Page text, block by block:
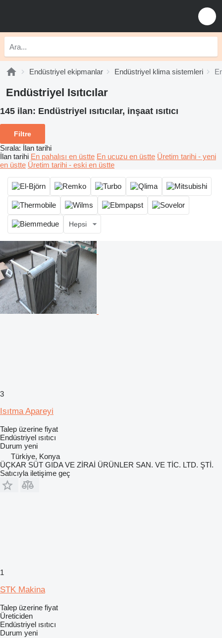
Endüstriyel ekipmanlar Endüstriyel klima sistemleri
Endüstriyel Isıtıcılar
145 ilan: Endüstriyel ısıtıcılar, inşaat ısıtıcı
Filtre
Sırala: İlan tarihi
İlan tarihi En pahalısı en üstte En ucuzu en üstte Üretim tarihi - yeni
en üstte Üretim tarihi - eski en üstte
Hepsi
3
Isıtma Apareyi
Talep üzerine fiyat
Endüstriyel ısıtıcı
Durum yeni
Türkiye, Konya
ÜÇKAR SÜT GIDA VE ZİRAİ ÜRÜNLER SAN. VE TİC. LTD. ŞTİ.
Satıcıyla iletişime geç
1
STK Makina
Talep üzerine fiyat
Üreticiden
Endüstriyel ısıtıcı
Durum yeni